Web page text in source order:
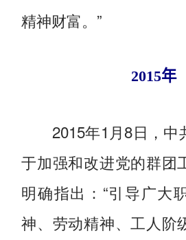
精神财富。”
2015年
2015年1月8日，中
于加强和改进党的群团
明确指出：“引导广大
神、劳动精神、工人阶